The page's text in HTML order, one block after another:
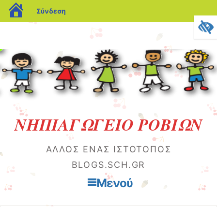
blogs.sch.gr
Σύνδεση
ΝΗΠΙΑΓΩΓΕΙΟ ΡΟΒΙΩΝ
ΆΛΛΟΣ ΈΝΑΣ ΙΣΤΌΤΟΠΟΣ
BLOGS.SCH.GR
Μενού